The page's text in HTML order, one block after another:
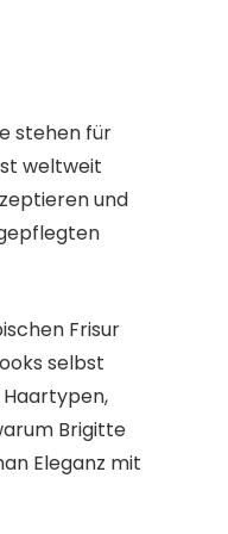
stehen für
weltweit
und
Frisur
selbst
Brigitte
Eleganz mit